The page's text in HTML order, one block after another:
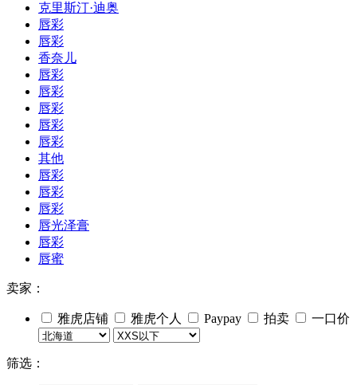
克里斯汀·迪奥
唇彩
唇彩
香奈儿
唇彩
唇彩
唇彩
唇彩
唇彩
其他
唇彩
唇彩
唇彩
唇光泽膏
唇彩
唇蜜
卖家：
雅虎店铺 雅虎个人 Paypay 拍卖 一口价
筛选：